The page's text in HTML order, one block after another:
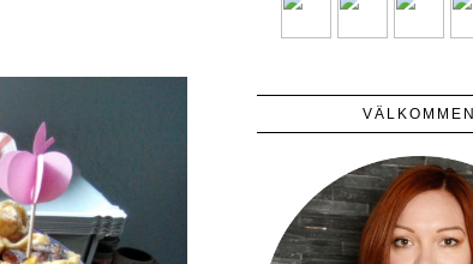
VÄLKOMMEN